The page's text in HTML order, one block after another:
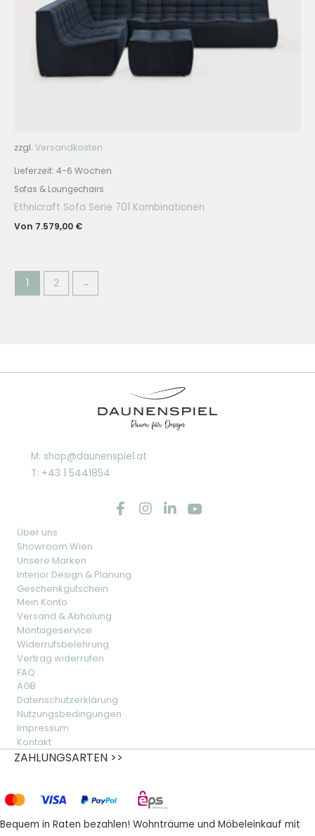
zzgl. Versandkosten
Lieferzeit: 4-6 Wochen
Sofas & Loungechairs
Ethnicraft Sofa Serie 701 Kombinationen
Von 7.579,00 €
1 2 →
M: shop@daunenspiel.at
T: +43 1 5441854
Über uns
Showroom Wien
Unsere Marken
Interior Design & Planung
Geschenkgutschein
Mein Konto
Versand & Abholung
Montageservice
Widerrufsbelehrung
Vertrag widerrufen
FAQ
AGB
Datenschutzerklärung
Nutzungsbedingungen
Impressum
Kontakt
ZAHLUNGSARTEN >>
Bequem in Raten bezahlen! Wohnträume und Möbeleinkauf mit